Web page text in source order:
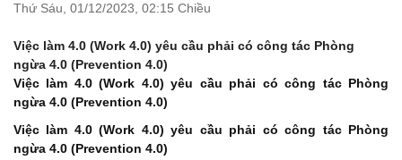
Thứ Sáu, 01/12/2023, 02:15 Chiều
Việc làm 4.0 (Work 4.0) yêu cầu phải có công tác Phòng
ngừa 4.0 (Prevention 4.0)
Việc làm 4.0 (Work 4.0) yêu cầu phải có công tác Phòng
ngừa 4.0 (Prevention 4.0)
Việc làm 4.0 (Work 4.0) yêu cầu phải có công tác Phòng
ngừa 4.0 (Prevention 4.0)